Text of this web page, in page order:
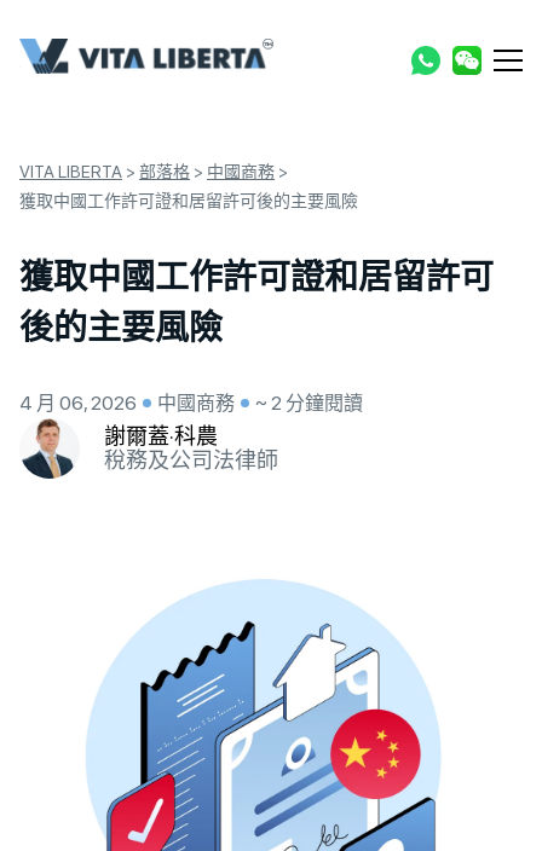
VITA LIBERTA > 部落格 > 中國商務 >
獲取中國工作許可證和居留許可後的主要風險
獲取中國工作許可證和居留許可
後的主要風險
4 月 06, 2026 中國商務 ~ 2 分鐘閱讀
謝爾蓋·科農
稅務及公司法律師